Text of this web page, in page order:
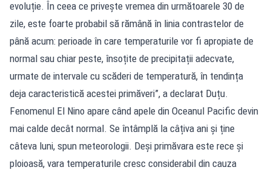
evoluție. În ceea ce privește vremea din următoarele 30 de
zile, este foarte probabil să rămână în linia contrastelor de
până acum: perioade în care temperaturile vor fi apropiate de
normal sau chiar peste, însoțite de precipitații adecvate,
urmate de intervale cu scăderi de temperatură, în tendința
deja caracteristică acestei primăveri”, a declarat Duțu.
Fenomenul El Nino apare când apele din Oceanul Pacific devin
mai calde decât normal. Se întâmplă la câțiva ani și ține
câteva luni, spun meteorologii. Deși primăvara este rece și
ploioasă, vara temperaturile cresc considerabil din cauza